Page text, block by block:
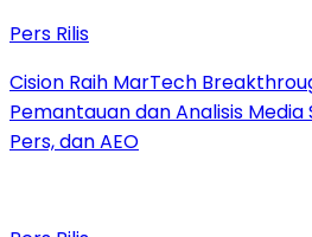
Pers Rilis
Cision Raih MarTech
Pemantauan dan Analisis Media
Pers, dan AEO